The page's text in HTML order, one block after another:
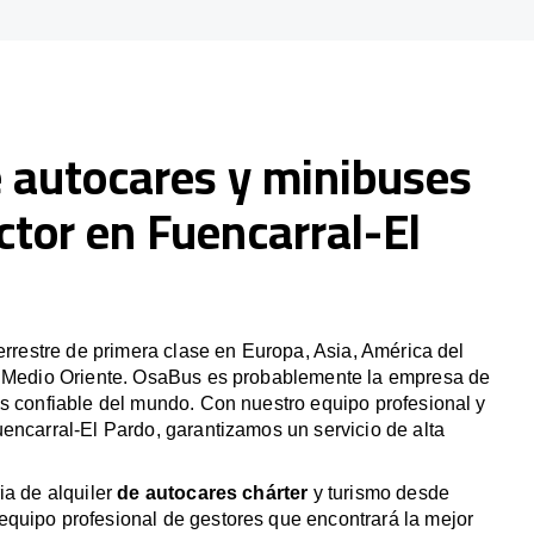
y minibuses
en Fuencarral-El
de primera clase en Europa, Asia, América del
Oriente. OsaBus es probablemente la empresa de
confiable del mundo. Con nuestro equipo profesional y
El Pardo, garantizamos un servicio de alta
de alquilerde autocares chárter y turismo desde
profesional de gestores que encontrará la mejor